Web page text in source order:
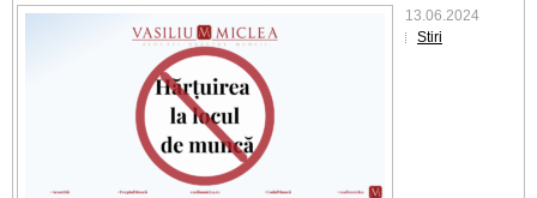
13.06.2024
Stiri